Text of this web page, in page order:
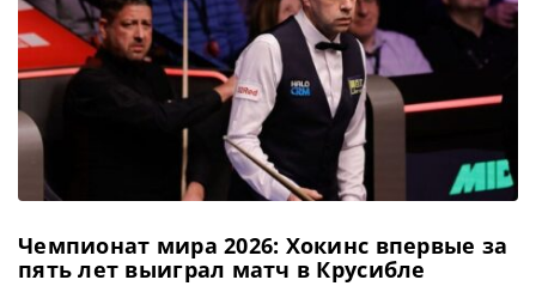
Чемпионат мира 2026: Хокинс впервые за
пять лет выиграл матч в Крусибле